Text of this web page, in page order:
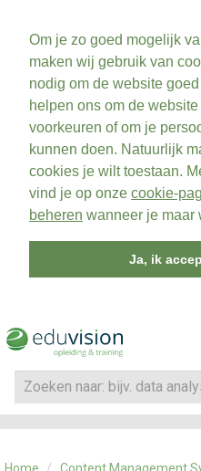
Om je zo goed mogelijk
maken wij gebruik van
nodig om de website
helpen ons om de
voorkeuren of om je
kunnen doen. Natuurlijk
cookies je wilt toestaan.
vind je op onze cookie-
beheren wanneer je maar
Ja, ik
CATEGORIE
Home / Content Management